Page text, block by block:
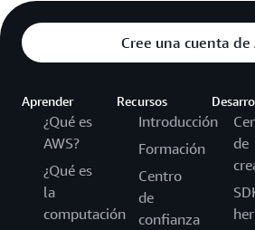
Cree una cuenta de
Aprender
¿Qué es
AWS?
¿Qué es
la
computación
Recursos
Introducción
Formación
Centro
de
confianza
de